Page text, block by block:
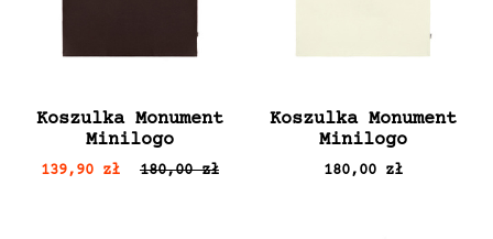
Koszulka Monument
Minilogo
139,90 zł 180,00 zł
Koszulka Monument
Minilogo
180,00 zł